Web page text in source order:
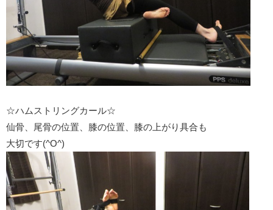
☆ハムストリングカール☆
仙骨、尾骨の位置、膝の位置、膝の上がり具合も
大切です(^O^)